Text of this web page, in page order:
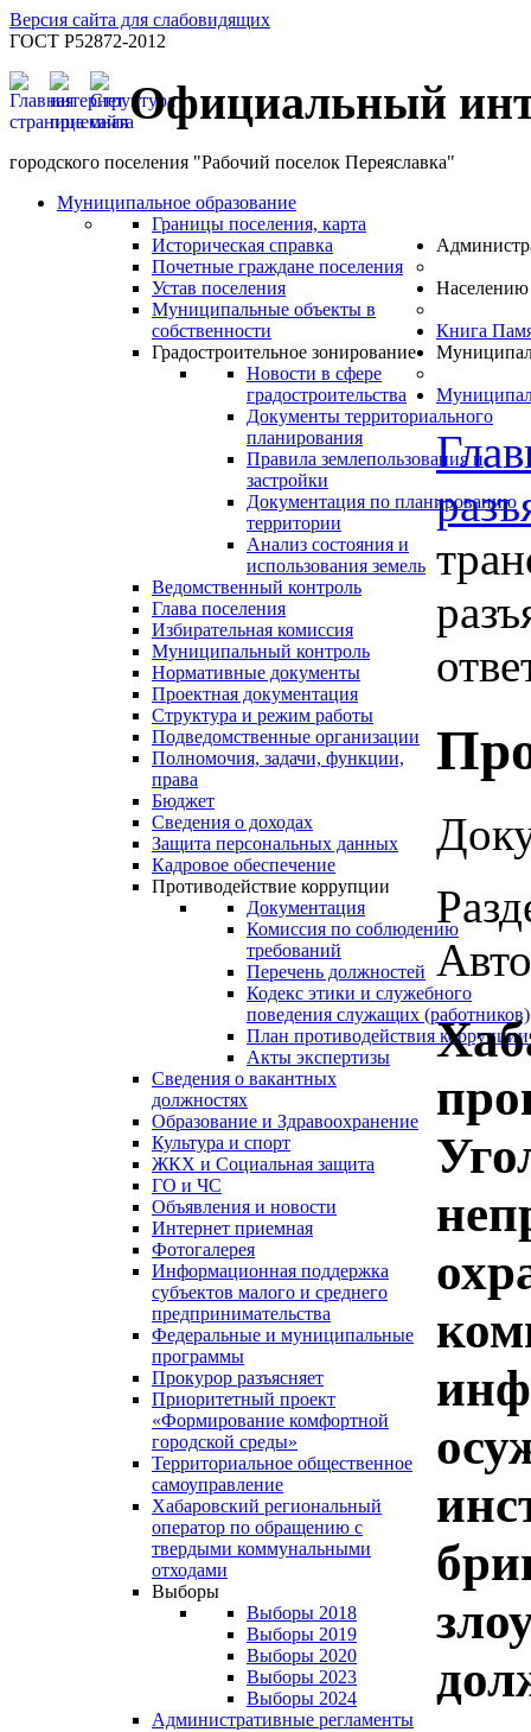
Версия сайта для слабовидящих
ГОСТ Р52872-2012
Официальный
городского поселения "Рабочий поселок Переяславка"
Муниципальное образование
Границы поселения, карта
Историческая справка
Почетные граждане поселения
Устав поселения
Муниципальные объекты в
собственности
Градостроительное зонирование
Новости в сфере
градостроительства
Документы территориального
планирования
Правила землепользования и
застройки
Документация по планированию
территории
Анализ состояния и
использования земель
Ведомственный контроль
Глава поселения
Избирательная комиссия
Муниципальный контроль
Нормативные документы
Проектная документация
Структура и режим работы
Подведомственные организации
Полномочия, задачи, функции,
права
Бюджет
Сведения о доходах
Защита персональных данных
Кадровое обеспечение
Противодействие коррупции
Документация
Комиссия по соблюдению
требований
Перечень должностей
Кодекс этики и служебного
поведения служащих (работников)
План противодействия коррупции
Акты экспертизы
Сведения о вакантных
должностях
Населению
Образование и Здравоохранение
Культура и спорт
ЖКХ и Социальная защита
ГО и ЧС
Объявления и новости
Интернет приемная
Фотогалерея
Информационная поддержка
субъектов малого и среднего
предпринимательства
Федеральные и муниципальные
программы
Прокурор разъясняет
Приоритетный проект
«Формирование комфортной
городской среды»
Территориальное общественное
самоуправление
Хабаровский региональный
оператор по обращению с
твердыми коммунальными
отходами
Выборы
Выборы 2018
Выборы 2019
Выборы 2020
Выборы 2023
Выборы 2024
Книга
Административные регламенты